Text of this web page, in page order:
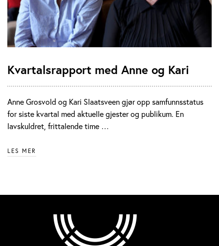
Kvartalsrapport med Anne og Kari
Anne Grosvold og Kari Slaatsveen gjør opp samfunnsstatus
for siste kvartal med aktuelle gjester og publikum. En
lavskuldret, frittalende time …
LES MER